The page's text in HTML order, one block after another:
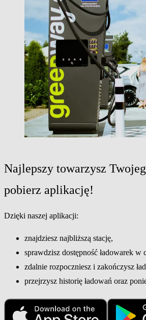
Najlepszy towarzysz
pobierz aplikację!
Dzięki naszej aplikacji:
znajdziesz najbliższą stację,
sprawdzisz dostępność ładowarek w
zdalnie rozpoczniesz i zakończysz
przejrzysz historię ładowań oraz